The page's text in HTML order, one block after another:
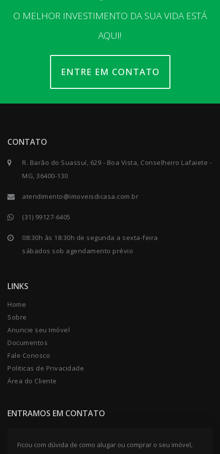
O MELHOR INVESTIMENTO DA SUA VIDA ESTÁ
AQUI!
ENTRE EM CONTATO
CONTATO
R. Barão do Suassuí, 629 - Boa Vista, Conselheiro Lafaiete -
MG, 36400-130
atendimento@imoveisdicasa.com.br
(31) 99127-6405
08:30h às 18:30h de segunda a sexta-feira
sábados sob agendamento prévio
LINKS
Home
Sobre
Anuncie seu Imóvel
Documentos
Fale Conosco
Politicas de Privacidade
Área do Cliente
ENTRAMOS EM CONTATO
Ficou com dúvida de como alugar ou comprar o seu imóvel,